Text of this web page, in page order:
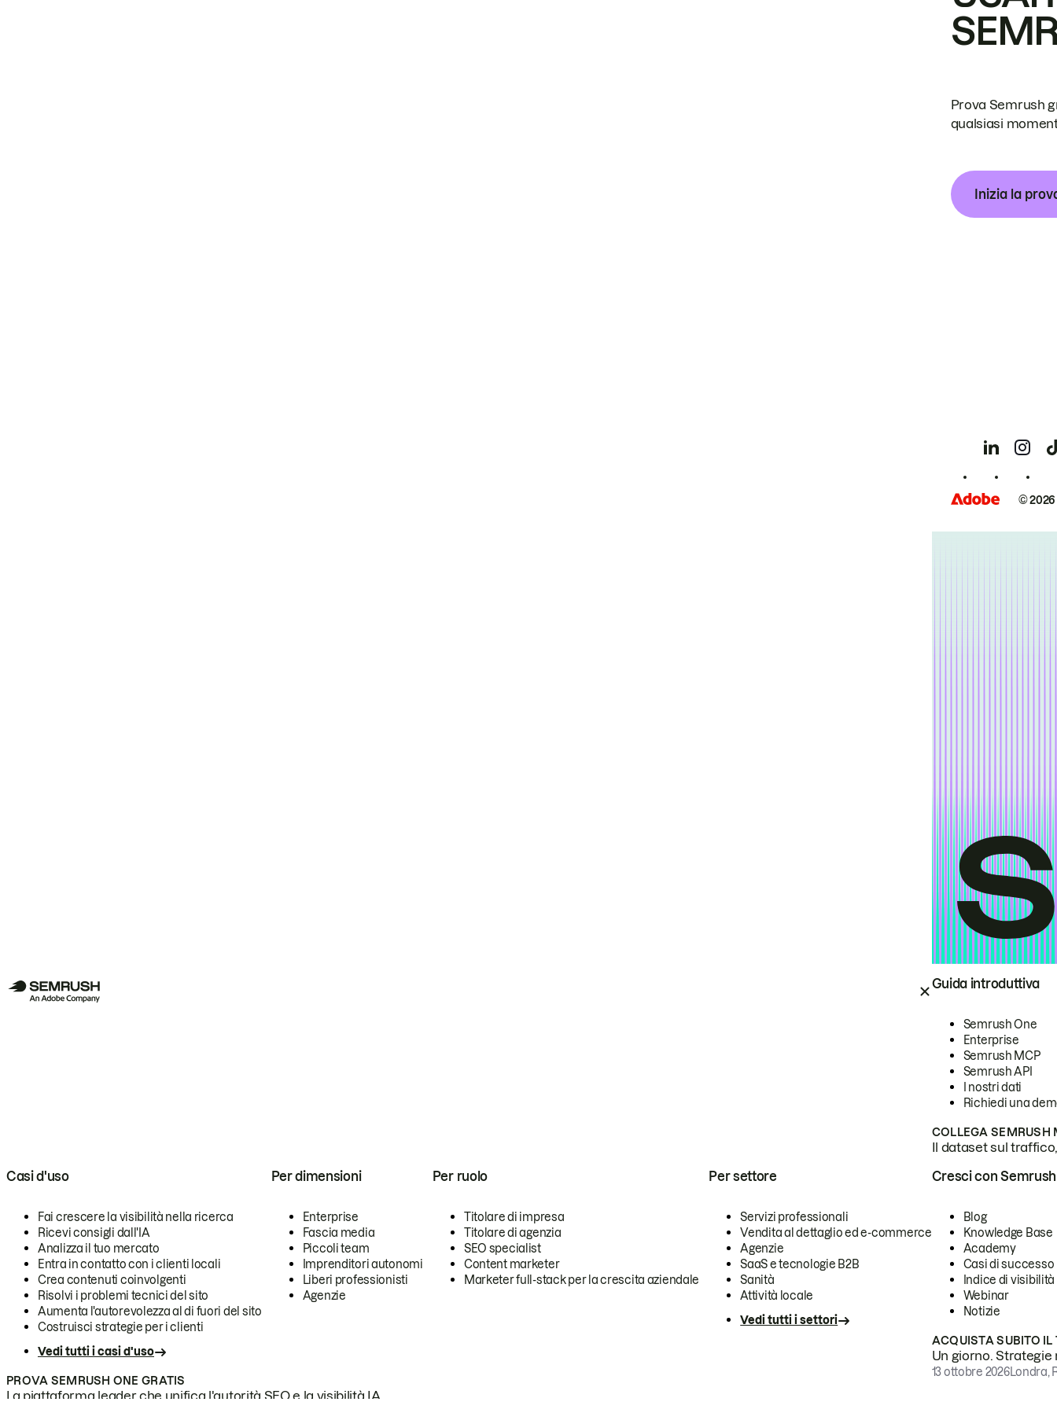
Guida introduttiva
Semrush One
Enterprise
Semrush MCP
Semrush API
I nostri dati
Richiedi una
COLLEGA SEMRUSH
Il dataset sul
Casi d'uso
Fai crescere la visibilità nella ricerca
Ricevi consigli dall'IA
Analizza il tuo mercato
Entra in contatto con i clienti locali
Crea contenuti coinvolgenti
Risolvi i problemi tecnici del sito
Aumenta l'autorevolezza al di fuori del sito
Costruisci strategie per i clienti
Vedi tutti i casi d'uso
Per dimensioni
Enterprise
Fascia media
Piccoli team
Imprenditori autonomi
Liberi professionisti
Agenzie
Per ruolo
Titolare di impresa
Titolare di agenzia
SEO specialist
Content marketer
Marketer full-stack per la crescita aziendale
Per settore
Servizi professionali
Vendita al dettaglio ed e-commerce
Agenzie
SaaS e tecnologie B2B
Sanità
Attività locale
Vedi tutti i settori
PROVA SEMRUSH ONE GRATIS
La piattaforma leader che unifica l'autorità SEO e la visibilità IA.
Cresci con Semrush
Blog
Knowledge Base
Academy
Casi di successo
Indice di visibilità
Webinar
Notizie
ACQUISTA SUBITO IL
Un giorno.
13 ottobre 2026Londra,
Prova Semrush
qualsiasi
Inizia la
©